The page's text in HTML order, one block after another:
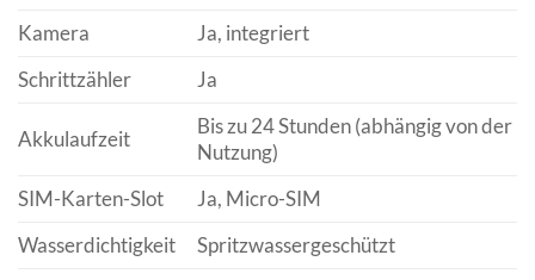
Kamera
Ja, integriert
Schrittzähler
Ja
Akkulaufzeit
Bis zu 24 Stunden (abhängig von der
Nutzung)
SIM-Karten-Slot
Ja, Micro-SIM
Wasserdichtigkeit
Spritzwassergeschützt